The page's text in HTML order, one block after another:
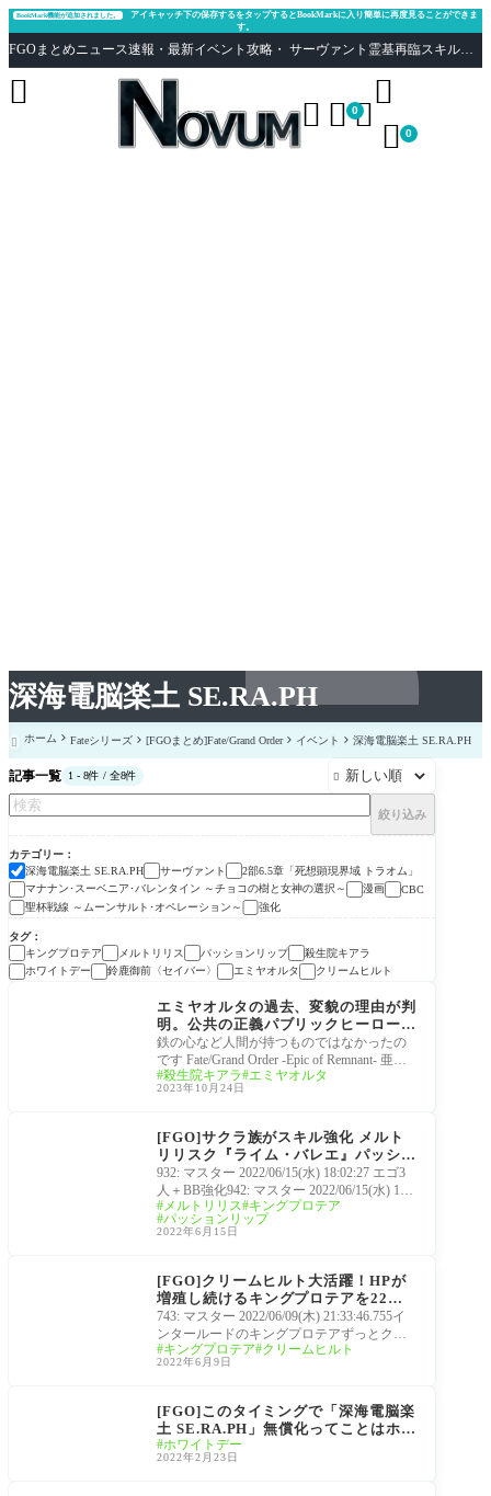
深海電脳楽土 SE.RA.PH
BookMark機能が追加されました。
アイキャッチ下の保存するをタップするとBookMarkに入り簡単に再度見ることができま
す。
FGOまとめニュース速報・最新イベント攻略・ サーヴァント霊基再臨スキル性能評価まとめ Fate/Grand Order
  0

 0

 ホーム Fateシリーズ [FGOまとめ]Fate/Grand Order イベント 深海電脳楽土 SE.RA.PH
記事一覧 1 - 8件 / 全8件 
絞り込み
カテゴリー
深海電脳楽土 SE.RA.PH
サーヴァント
2部6.5章「死想顕現界域 トラオム」
マナナン･スーベニア･バレンタイン ～チョコの樹と女神の選択～
漫画
CBC
聖杯戦線 ～ムーンサルト･オペレーション～
強化
タグ
キングプロテア
メルトリリス パッションリップ
殺生院キアラ
ホワイトデー
鈴鹿御前〈セイバー〉 エミヤオルタ クリームヒルト
エミヤオルタの過去、変貌の理由が判
明。公共の正義パブリックヒーロー
「Fate/Grand Order -Epic of Remna
nt- 亜種特異点EX 深海電脳楽土 SE.R
A.PH」
鉄の心など人間が持つものではなかったの
です Fate/Grand Order -Epic of Remnant- 亜種
特異点EX 深海電脳楽土 SE.RA.PH第32話-3
沈める森の美女Ⅷ
殺生院キアラ エミヤオルタ
2023年10月24日
[FGO]サクラ族がスキル強化 メルト
リリスク『ライム・バレエ』パッショ
ンリップ『ブレストバレー』BB『自
己改造(恋)』キングプロテア『大河の
巨獣』倍率も判明！BBちゃんExアタ
ックで更にNP配布できるようになる
932: マスター 2022/06/15(水) 18:02:27 エゴ3
人＋BB強化942: マスター 2022/06/15(水) 18:0
6:31 サクラ族強化は嬉しいけど、ここでジ
ナコ強化しない
メルトリリス
キングプロテア
パッションリップ
2022年6月15日
[FGO]クリームヒルト大活躍！HPが
増殖し続けるキングプロテアを22タ
ーン耐久後ではなく3ターンで撃破す
るマスター「深海電脳楽土セラフ堕天
の檻」
743: マスター 2022/06/09(木) 21:33:46.755イ
ンタールードのキングプロテアずっとクリ
ア出来なかったけど宝具5のキャストリア借
りたらクリ
キングプロテア クリームヒルト
2022年6月9日
[FGO]このタイミングで「深海電脳楽
土 SE.RA.PH」無償化ってことはホワ
イトデー2022はCCC関連？開催直前
キャンペーン開始
ホワイトデー
2022年2月23日